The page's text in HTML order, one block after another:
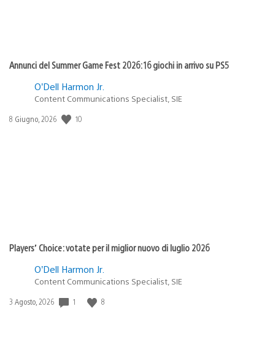
Annunci del Summer Game Fest 2026: 16 giochi in arrivo su PS5
O’Dell Harmon Jr.
Content Communications Specialist, SIE
Data
8 Giugno, 2026 10
Players’ Choice: votate per il miglior nuovo di luglio 2026
O’Dell Harmon Jr.
Content Communications Specialist, SIE
Data
3 Agosto, 2026 1 8